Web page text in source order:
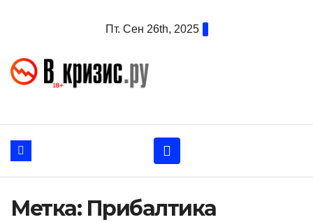
Пт. Сен 26th, 2025
Метка: Прибалтика